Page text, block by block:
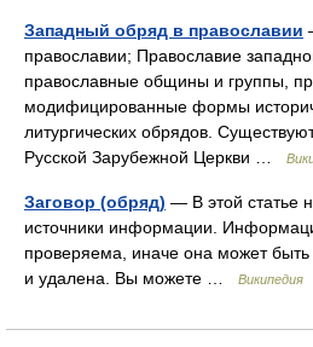
Западный обряд в православии
православии; Православие
православные общины и группы,
модифицированные формы
литургических обрядов.
Русской Зарубежной Церкви …
Заговор (обряд) — В этой статье
источники информации.
проверяема, иначе она может
и удалена. Вы можете …
Википедия